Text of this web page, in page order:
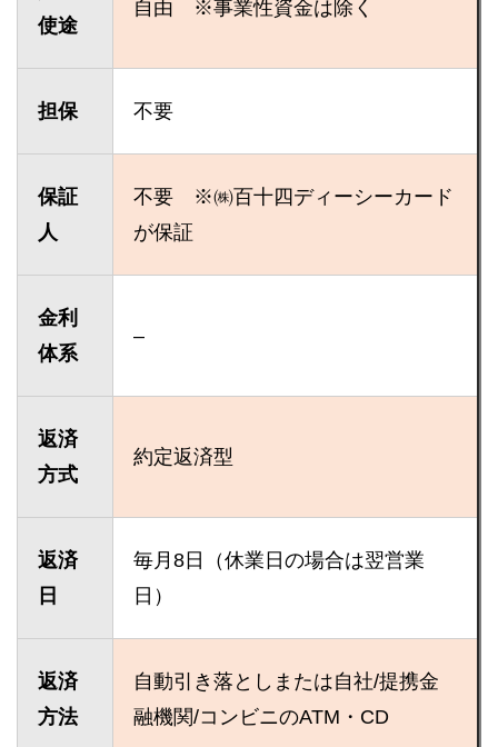
使途
自由 ※事業性資金は除く
担保 不要
保証
人
不要 ※㈱百十四ディーシーカード
が保証
金利
体系
–
返済
方式
約定返済型
返済
日
毎月8日（休業日の場合は翌営業
日）
返済
方法
自動引き落としまたは自社/提携金
融機関/コンビニのATM・CD